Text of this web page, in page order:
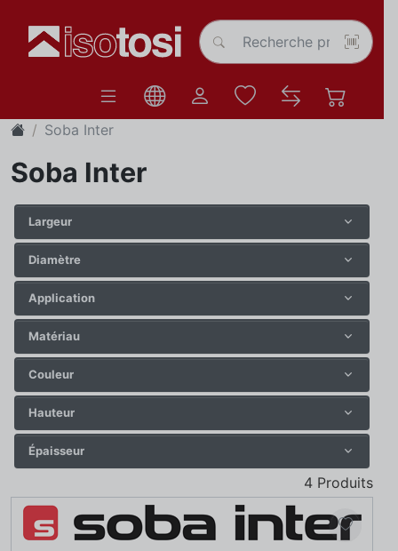
Soba Inter
Soba Inter
Largeur
Diamètre
Application
Matériau
Couleur
Hauteur
Épaisseur
4 Produits